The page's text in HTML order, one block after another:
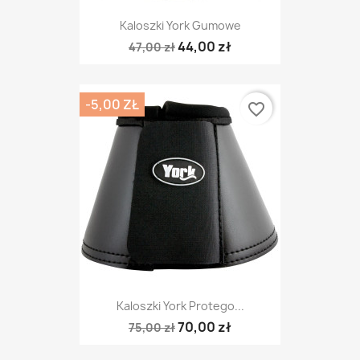
Kaloszki York Gumowe
47,00 zł44,00 zł
Kaloszki York Protego...
75,00 zł70,00 zł
-5,00 ZŁ favorite_border